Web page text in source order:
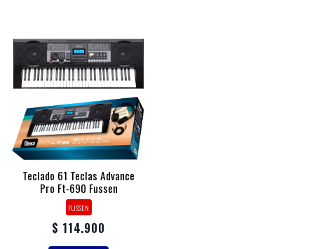
Teclado 61 Teclas Advance
Pro Ft-690 Fussen
FUSSEN
$ 114.900